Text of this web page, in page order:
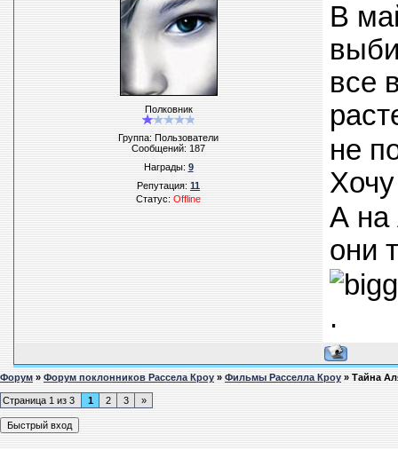
Полковник
Группа: Пользователи
Сообщений:187
Награды:9
Репутация:11
Статус:Offline
В
все
не
А на
они
.
Форум»Форум поклонников Рассела Кроу»Фильмы Расселла Кроу»Тайна
Страница 1 из 3 1 2 3 »